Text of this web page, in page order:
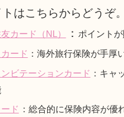
はこちらからどうぞ。
カード（NL） ： ポイント
ード ：海外旅行保険が手厚
ビテーションカード ：キャ
ド ：総合的に保険内容が優